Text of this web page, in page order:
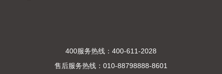
400服务热线：400-611-2028
售后服务热线：010-88798888-8601